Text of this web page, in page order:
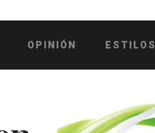
OPINIÓN ESTILOS